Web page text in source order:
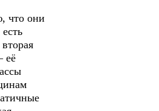
что они
её